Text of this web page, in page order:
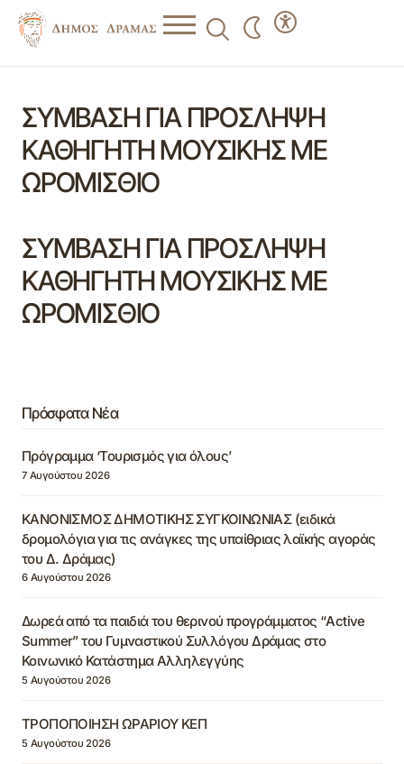
ΣΥΜΒΑΣΗ ΓΙΑ ΠΡΟΣΛΗΨΗ
ΚΑΘΗΓΗΤΗ ΜΟΥΣΙΚΗΣ ΜΕ
ΩΡΟΜΙΣΘΙΟ
ΣΥΜΒΑΣΗ ΓΙΑ ΠΡΟΣΛΗΨΗ
ΚΑΘΗΓΗΤΗ ΜΟΥΣΙΚΗΣ ΜΕ
ΩΡΟΜΙΣΘΙΟ
Πρόσφατα Νέα
Πρόγραμμα ‘Τουρισμός για όλους’
7 Αυγούστου 2026
ΚΑΝΟΝΙΣΜΟΣ ΔΗΜΟΤΙΚΗΣ ΣΥΓΚΟΙΝΩΝΙΑΣ (ειδικά
δρομολόγια για τις ανάγκες της υπαίθριας λαϊκής αγοράς
του Δ. Δράμας)
6 Αυγούστου 2026
Δωρεά από τα παιδιά του θερινού προγράμματος “Active
Summer” του Γυμναστικού Συλλόγου Δράμας στο
Κοινωνικό Κατάστημα Αλληλεγγύης
5 Αυγούστου 2026
ΤΡΟΠΟΠΟΙΗΣΗ ΩΡΑΡΙΟΥ ΚΕΠ
5 Αυγούστου 2026